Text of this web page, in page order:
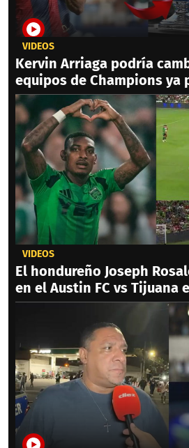
VIDEOS
Kervin Arriaga podría
equipos de Champions ya
VIDEOS
El hondureño Joseph
en el Austin FC vs Tijuana